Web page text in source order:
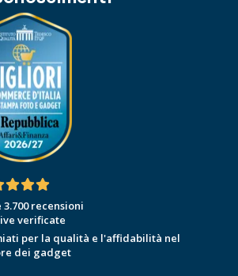
3.700 recensioni
verificate
per la qualità e l'affidabilità nel
dei gadget